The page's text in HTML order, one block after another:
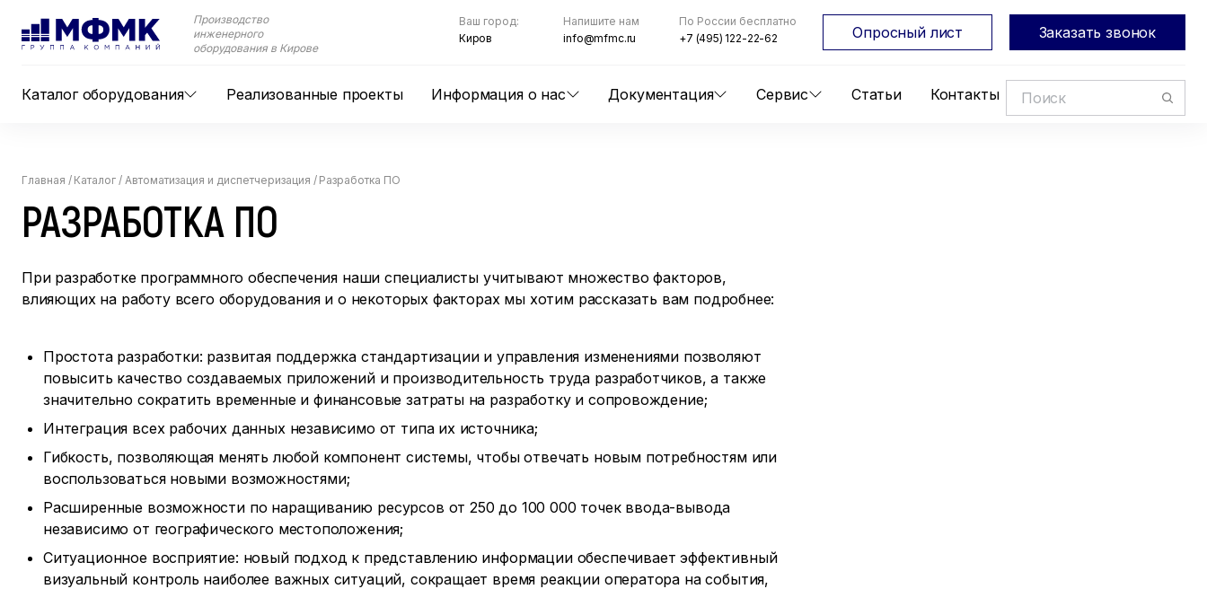
Производство
инженерного
оборудования в Кирове
Каталог оборудования Реализованные проекты Информация о нас Документация Сервис Статьи Контакты
Ваш город:
Киров
Напишите нам
info@mfmc.ru
По России бесплатно
+7 (495) 122-22-62
Опросный лист Заказать звонок
Главная / Каталог / Автоматизация и диспетчеризация / Разработка ПО
РАЗРАБОТКА ПО
При разработке программного обеспечения наши специалисты учитывают множество факторов,
влияющих на работу всего оборудования и о некоторых факторах мы хотим рассказать вам подробнее:
Простота разработки: развитая поддержка стандартизации и управления изменениями позволяют
повысить качество создаваемых приложений и производительность труда разработчиков, а также
значительно сократить временные и финансовые затраты на разработку и сопровождение;
Интеграция всех рабочих данных независимо от типа их источника;
Гибкость, позволяющая менять любой компонент системы, чтобы отвечать новым потребностям или
воспользоваться новыми возможностями;
Расширенные возможности по наращиванию ресурсов от 250 до 100 000 точек ввода-вывода
независимо от географического местоположения;
Ситуационное восприятие: новый подход к представлению информации обеспечивает эффективный
визуальный контроль наиболее важных ситуаций, сокращает время реакции оператора на события,